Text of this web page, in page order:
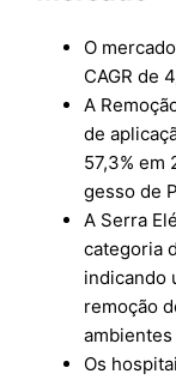
O
CAGR de
A
de
57,3% em
gesso de
A Serra
categoria
indicando
remoção
Os